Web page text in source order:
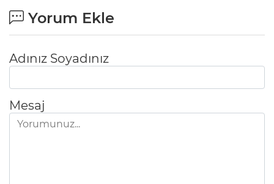
Yorum Ekle
Adınız Soyadınız
Mesaj